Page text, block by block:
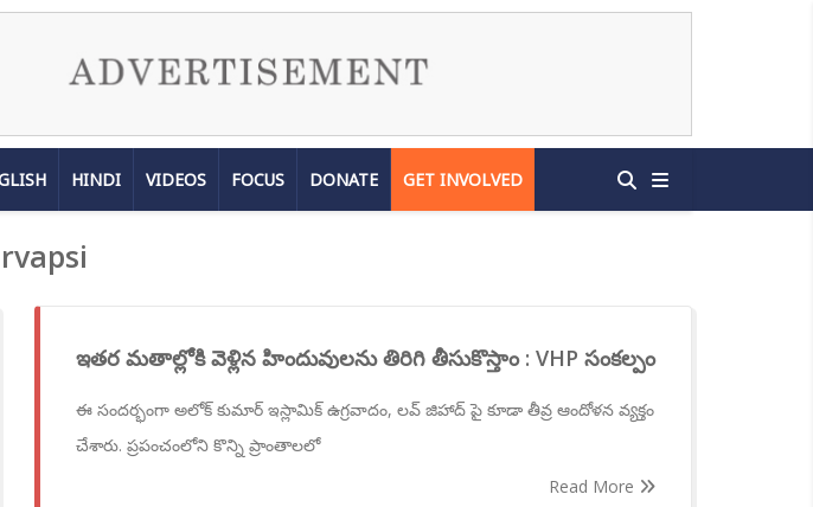
HINDI VIDEOS FOCUS DONATE GET INVOLVED
ఇతర మతాల్లోకి వెళ్లిన హిందువులను తిరిగి తీసుకొస్తాం : VHP సంకల్పం
ఈ సందర్భంగా అలోక్ కుమార్ ఇస్లామిక్ ఉగ్రవాదం, లవ్ జిహాద్ పై కూడా తీవ్ర ఆందోళన వ్యక్తం
చేశారు. ప్రపంచంలోని కొన్ని ప్రాంతాలలో
Read More